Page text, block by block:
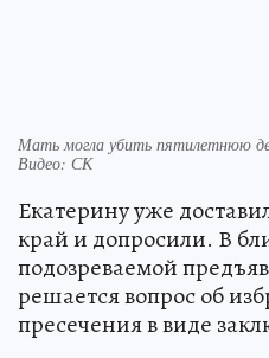
Мать могла убить пятилетнюю
Видео: СК
Екатерину уже
край и допросили. В
подозреваемой
решается вопрос об
пресечения в виде